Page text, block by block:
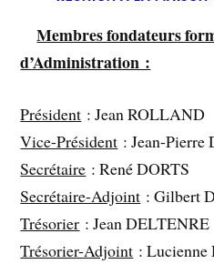
Membres fondateurs
d’Administration :
Président : Jean ROLLAND
Vice-Président : Jean-
Secrétaire : René DORTS
Secrétaire-Adjoint : Gilbert
Trésorier : Jean DELTENRE
Trésorier-Adjoint :